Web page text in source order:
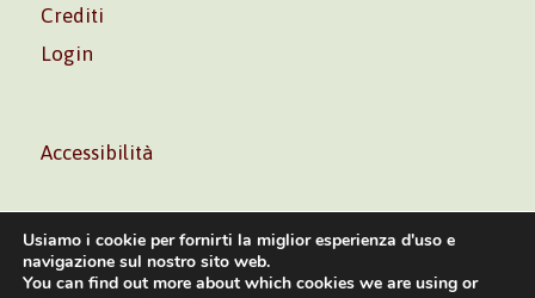
Crediti
Login
Accessibilità
Volontè & Co. Srl – P.I. 06181480960 –info@volonte-
Usiamo i cookie per fornirti la miglior esperienza d'uso e
navigazione sul nostro sito web.
You can find out more about which cookies we are using or